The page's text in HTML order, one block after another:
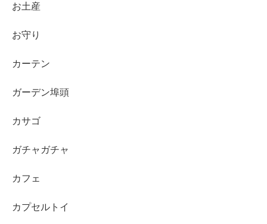
お土産
お守り
カーテン
ガーデン埠頭
カサゴ
ガチャガチャ
カフェ
カプセルトイ